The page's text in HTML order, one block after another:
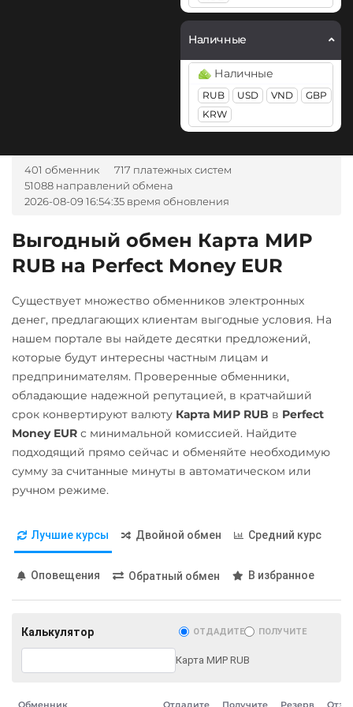
Kaspa (KAS)
Maker (MKR)
Monero (XMR)
NEAR Protocol
NEO
ONDO
Ontology (ONT)
PancakeSwap (CAKE)
Pax Dollar (USDP)
Pepe
Pol (ex-MATIC)
POL
Qtum
Ripple (XRP)
ERC20 BEP20
StableUSD (USDS)
Starknet (STRK)
ЮMoney RUB
VakifBank TRY
Visa/Master
USD RUB EUR
UAH
GBP
AZN
NGN
UZS BRL
RON
IDR
VND ARS
А-Банк UAH
Авангард RUB
Альфа-Банк
RUB UAH
Беларусбанк BYN
ВТБ Банк RUB
Газпромбанк RUB
ЕРИП Расчет BYN
USD EUR UAH
KZT
GBP
CNY
Наличные
Наличные
RUB USD VND
GBP
KRW
401 обменник
717 платежных систем
51088 направлений обмена
2026-08-09 16:54:35 время обновления
Выгодный обмен Карта МИР
RUB на Perfect Money EUR
Существует множество обменников электронных
денег, предлагающих клиентам выгодные условия. На
нашем портале вы найдете десятки предложений,
которые будут интересны частным лицам и
предпринимателям. Проверенные обменники,
обладающие надежной репутацией, в кратчайший
срок конвертируют валюту Карта МИР RUB в Perfect
Money EUR с минимальной комиссией. Найдите
подходящий прямо сейчас и обменяйте необходимую
сумму за считанные минуты в автоматическом или
ручном режиме.
Лучшие курсы Двойной обмен Средний курс
Оповещения Обратный обмен В избранное
Калькулятор ОТДАДИТЕ ПОЛУЧИТЕ
Карта МИР RUB
Обменник Отдадите Получите Резерв